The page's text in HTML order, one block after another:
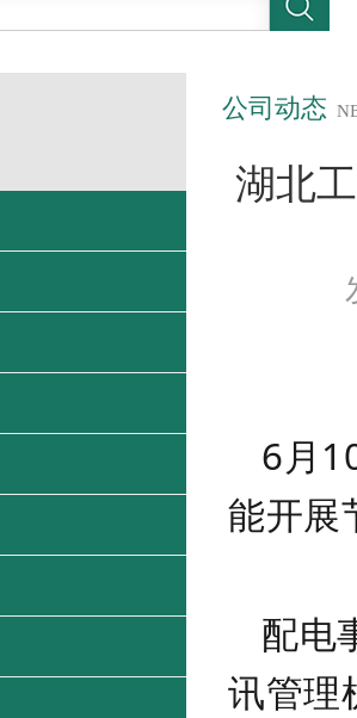
公司动态
湖北
6月
能开展
配电
讯管理